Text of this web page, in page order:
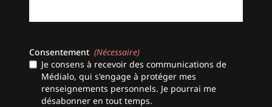
Consentement (Nécessaire)
Je consens à recevoir des communications de
Médialo, qui s'engage à protéger mes
renseignements personnels. Je pourrai me
désabonner en tout temps.